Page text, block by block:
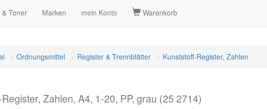
Toner Marken mein Konto Warenkorb
Ordnungsmittel Register & Trennblätter Kunststoff-Register, Zahlen
Zahlen, A4, 1-20, PP, grau (25 2714)